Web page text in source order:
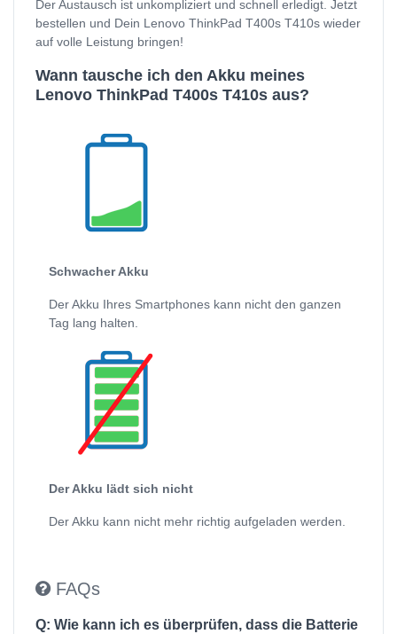
Der Austausch ist unkompliziert und schnell erledigt. Jetzt
bestellen und Dein Lenovo ThinkPad T400s T410s wieder
auf volle Leistung bringen!
Wann tausche ich den Akku meines
Lenovo ThinkPad T400s T410s aus?
Schwacher Akku
Der Akku Ihres Smartphones kann nicht den ganzen
Tag lang halten.
Der Akku lädt sich nicht
Der Akku kann nicht mehr richtig aufgeladen werden.
FAQs
Q: Wie kann ich es überprüfen, dass die Batterie